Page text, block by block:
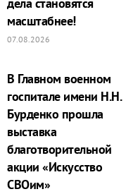
масштабнее!
07.08.2026
В Главном военном
госпитале имени Н.Н.
Бурденко прошла
выставка
благотворительной
акции «Искусство
СВОим»